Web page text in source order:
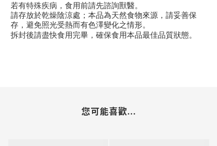
若有特殊疾病，食用前請先諮詢獸醫。
請存放於乾燥陰涼處；本品為天然食物來源，請妥善保
存，避免照光受熱而有色澤變化之情形。
拆封後請盡快食用完畢，確保食用本品最佳品質狀態。
您可能喜歡...